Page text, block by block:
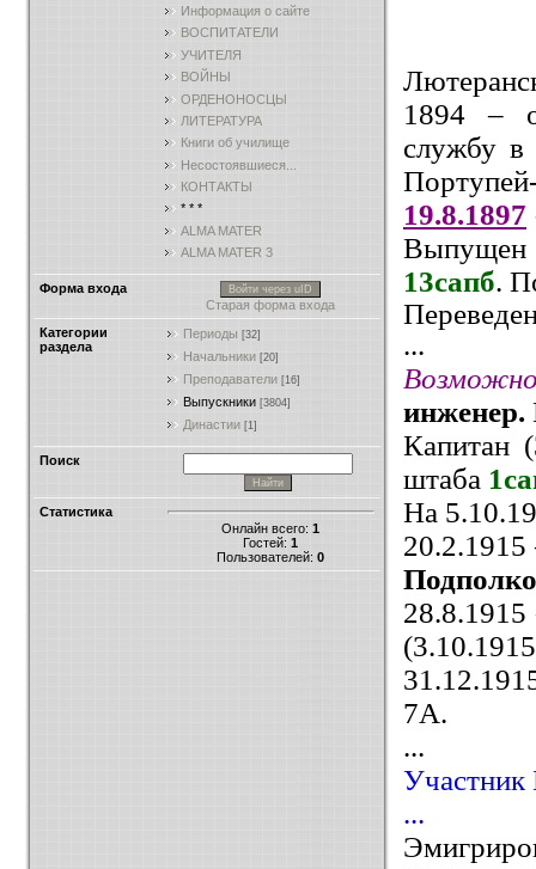
Информация о сайте
ВОСПИТАТЕЛИ
УЧИТЕЛЯ
ВОЙНЫ
ОРДЕНОНОСЦЫ
ЛИТЕРАТУРА
Книги об училище
Несостоявшиеся...
КОНТАКТЫ
* * *
ALMA MATER
ALMA MATER 3
Форма входа Войти через uID
Старая форма входа
Категории
раздела
Периоды [32]
Начальники [20]
Преподаватели [16]
Выпускники [3804]
Династии [1]
Поиск
Статистика
Онлайн всего: 1
Гостей: 1
Пользователей: 0
1894 –
службу в
19.8.1897
13сапб.
...
инженер.
Капитан
штаба
На
20.2.1915
7А.
...
Участник
...